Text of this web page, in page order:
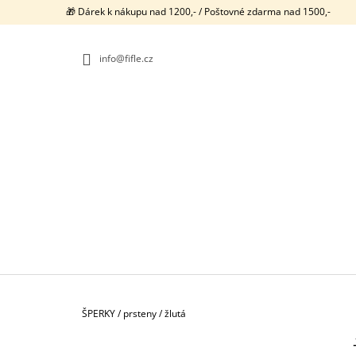
🎁 Dárek k nákupu nad 1200,- / Poštovné zdarma nad 1500,-
info@fifle.cz
Domů
ŠPERKY/ prsteny/žlutá
O